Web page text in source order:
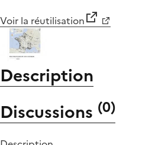
Voir la réutilisation
Description
Discussions (0)